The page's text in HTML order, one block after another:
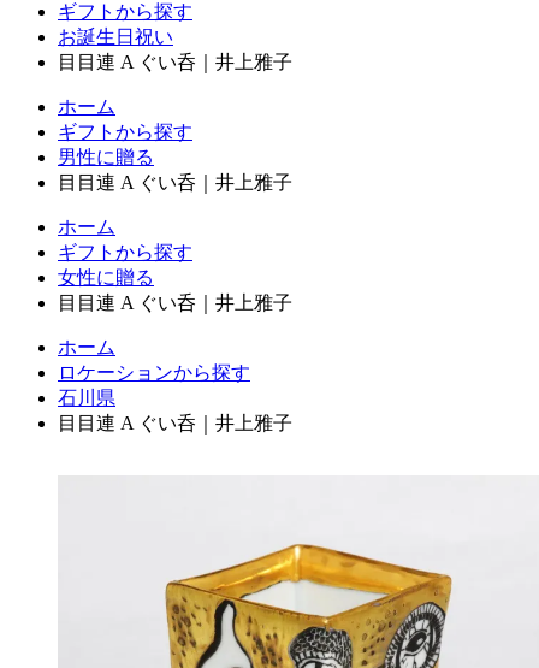
ギフトから探す
お誕生日祝い
目目連 A ぐい呑｜井上雅子
ホーム
ギフトから探す
男性に贈る
目目連 A ぐい呑｜井上雅子
ホーム
ギフトから探す
女性に贈る
目目連 A ぐい呑｜井上雅子
ホーム
ロケーションから探す
石川県
目目連 A ぐい呑｜井上雅子